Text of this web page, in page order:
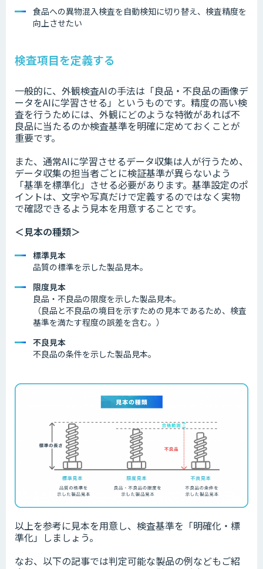
食品への異物混入検査を自動検知に切り替え、検査精度を
向上させたい
検査項目を定義する
一般的に、外観検査AIの手法は「良品・不良品の画像デ
ータをAIに学習させる」というものです。精度の高い検
査を行うためには、外観にどのような特徴があれば不
良品に当たるのか検査基準を明確に定めておくことが
重要です。
また、通常AIに学習させるデータ収集は人が行うため、
データ収集の担当者ごとに検証基準が異らないよう
「基準を標準化」させる必要があります。基準設定のポ
イントは、文字や写真だけで定義するのではなく実物
で確認できるよう見本を用意することです。
＜見本の種類＞
標準見本
品質の標準を示した製品見本。
限度見本
良品・不良品の限度を示した製品見本。
（良品と不良品の境目を示すための見本であるため、検査
基準を満たす程度の誤差を含む。）
不良見本
不良品の条件を示した製品見本。
以上を参考に見本を用意し、検査基準を「明確化・標
準化」しましょう。
なお、以下の記事では判定可能な製品の例などもご紹